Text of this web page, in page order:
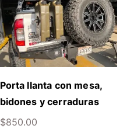
Porta llanta con mesa,
bidones y cerraduras
$850.00